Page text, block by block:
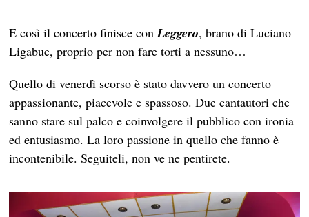
E così il concerto finisce conLeggero, brano di Luciano
Ligabue, proprio per non fare torti a nessuno…
Quello di venerdì scorso è stato davvero un concerto
appassionante, piacevole e spassoso. Due cantautori che
sanno stare sul palco e coinvolgere il pubblico con ironia
ed entusiasmo. La loro passione in quello che fanno è
incontenibile. Seguiteli, non ve ne pentirete.